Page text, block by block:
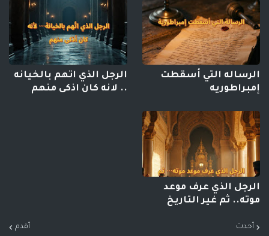
الرساله التي أسقطت
إمبراطوريه
الرجل الذي اتهم بالخيانه
.. لانه كان اذكى منهم
الرجل الذي عرف موعد
موته.. ثم غير التاريخ
أحدث أقدم